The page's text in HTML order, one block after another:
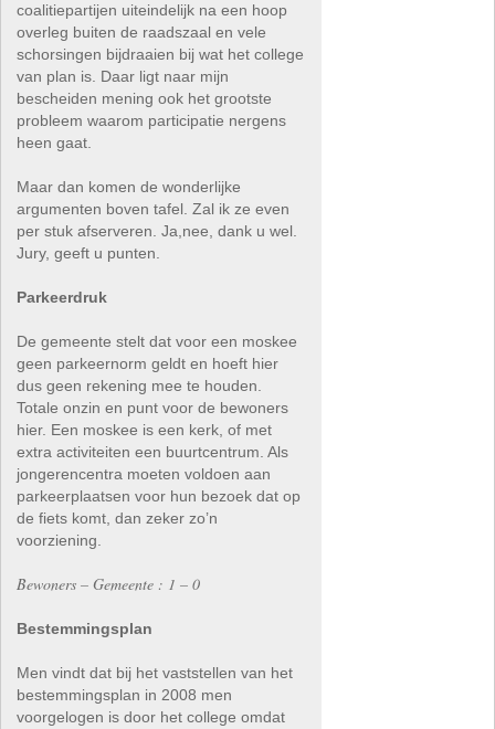
coalitiepartijen uiteindelijk na een hoop
overleg buiten de raadszaal en vele
schorsingen bijdraaien bij wat het college
van plan is. Daar ligt naar mijn
bescheiden mening ook het grootste
probleem waarom participatie nergens
heen gaat.
Maar dan komen de wonderlijke
argumenten boven tafel. Zal ik ze even
per stuk afserveren. Ja,nee, dank u wel.
Jury, geeft u punten.
Parkeerdruk
De gemeente stelt dat voor een moskee
geen parkeernorm geldt en hoeft hier
dus geen rekening mee te houden.
Totale onzin en punt voor de bewoners
hier. Een moskee is een kerk, of met
extra activiteiten een buurtcentrum. Als
jongerencentra moeten voldoen aan
parkeerplaatsen voor hun bezoek dat op
de fiets komt, dan zeker zo’n
voorziening.
Bewoners – Gemeente : 1 – 0
Bestemmingsplan
Men vindt dat bij het vaststellen van het
bestemmingsplan in 2008 men
voorgelogen is door het college omdat